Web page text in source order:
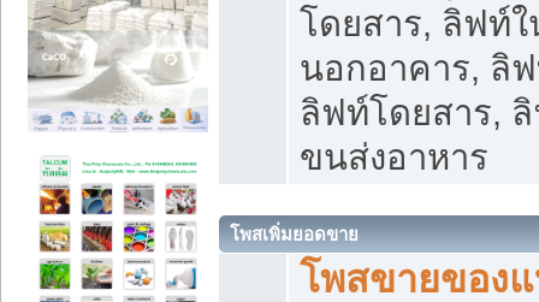
โดยสาร, ลิฟท์
นอกอาคาร, ลิ
ลิฟท์โดยสาร,
ขนส่งอาหาร
โพสเพิ่มยอดขาย
โพสขายของ